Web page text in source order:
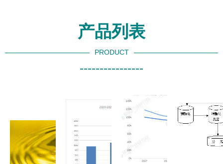
产品列表
PRODUCT
----------------